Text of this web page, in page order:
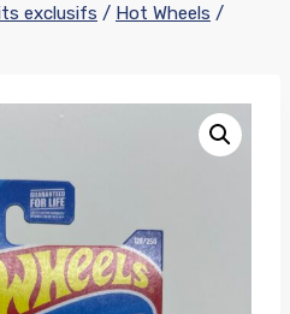
exclusifs / Hot Wheels /